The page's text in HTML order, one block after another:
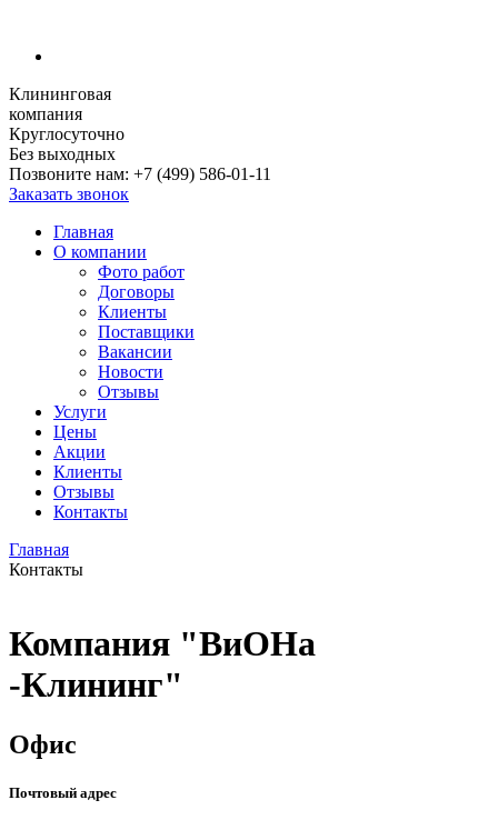
Клининговая
компания
Круглосуточно
Без выходных
Позвоните нам: +7 (499) 586-01-11
Заказать звонок
Главная
О компании
Фото работ
Договоры
Клиенты
Поставщики
Вакансии
Новости
Отзывы
Услуги
Цены
Акции
Клиенты
Отзывы
Контакты
Главная
Контакты
Компания "ВиОНа
-Клининг"
Офис
Почтовый адрес